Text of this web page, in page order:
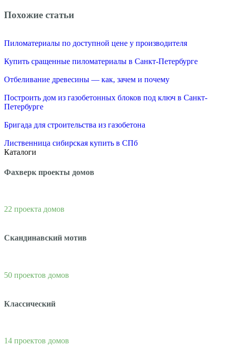
Похожие статьи
Пиломатериалы по доступной цене у производителя
Купить сращенные пиломатериалы в Санкт-Петербурге
Отбеливание древесины — как, зачем и почему
Построить дом из газобетонных блоков под ключ в Санкт-
Петербурге
Бригада для строительства из газобетона
Лиственница сибирская купить в СПб
Каталоги
Фахверк проекты домов
22 проекта домов
Скандинавский мотив
50 проектов домов
Классический
14 проектов домов